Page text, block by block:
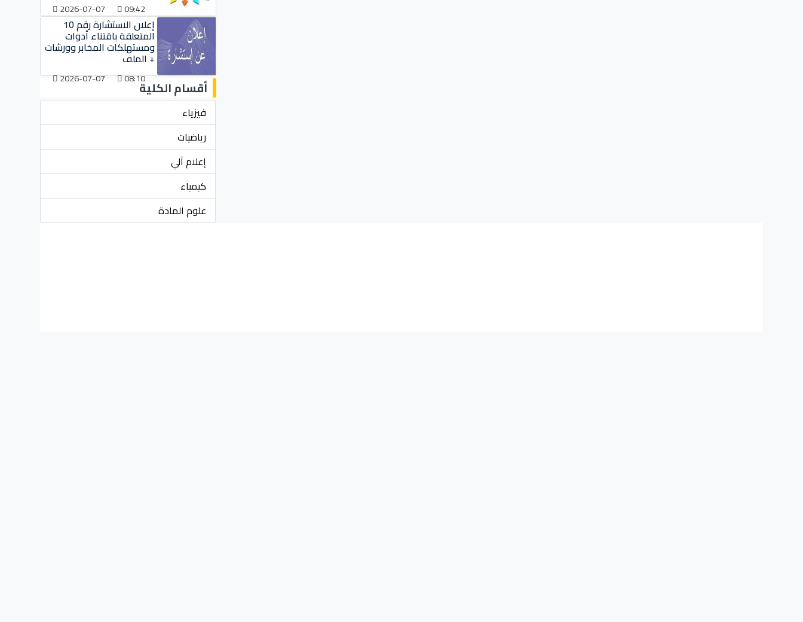
09:42
2026-07-07
إعلان الاستشارة رقم 10
المتعلقة باقتناء أدوات
ومستهلكات المخابر وورشات
+ الملف
08:10
2026-07-07 أقسام الكلية
فيزياء
رياضيات
إعلام آلي
كيمياء
علوم المادة